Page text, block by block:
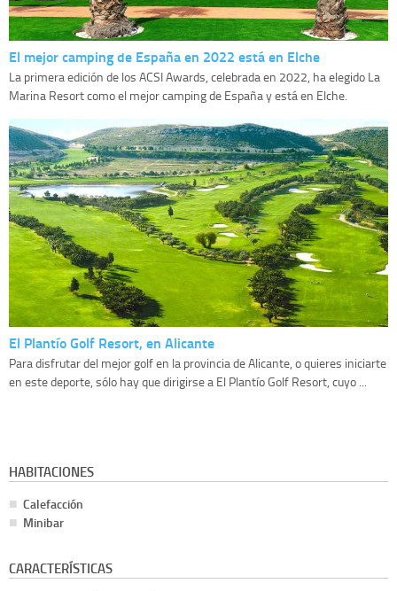
El mejor camping de España en 2022 está en Elche
La primera edición de los ACSI Awards, celebrada en 2022, ha elegido La
Marina Resort como el mejor camping de España y está en Elche.
El Plantío Golf Resort, en Alicante
Para disfrutar del mejor golf en la provincia de Alicante, o quieres iniciarte
en este deporte, sólo hay que dirigirse a El Plantío Golf Resort, cuyo ...
HABITACIONES
Calefacción
Minibar
CARACTERÍSTICAS